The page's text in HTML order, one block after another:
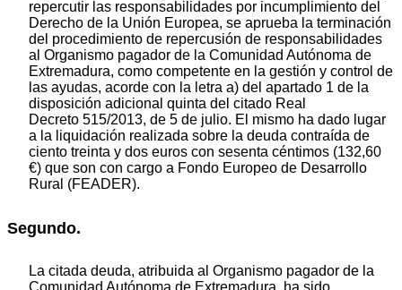
repercutir las responsabilidades por incumplimiento del
Derecho de la Unión Europea, se aprueba la terminación
del procedimiento de repercusión de responsabilidades
al Organismo pagador de la Comunidad Autónoma de
Extremadura, como competente en la gestión y control de
las ayudas, acorde con la letra a) del apartado 1 de la
disposición adicional quinta del citado Real
Decreto 515/2013, de 5 de julio. El mismo ha dado lugar
a la liquidación realizada sobre la deuda contraída de
ciento treinta y dos euros con sesenta céntimos (132,60
€) que son con cargo a Fondo Europeo de Desarrollo
Rural (FEADER).
Segundo.
La citada deuda, atribuida al Organismo pagador de la
Comunidad Autónoma de Extremadura, ha sido